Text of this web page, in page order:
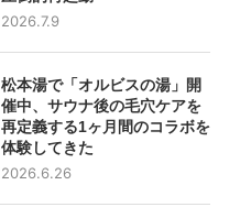
2026.7.9
松本湯で「オルビスの湯」開
催中、サウナ後の毛穴ケアを
再定義する1ヶ月間のコラボを
体験してきた
2026.6.26